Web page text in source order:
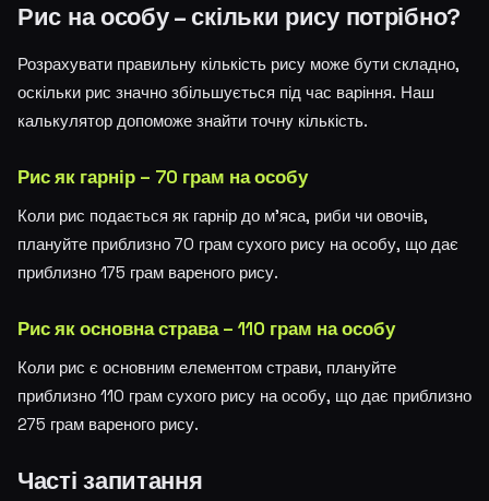
Рис на особу – скільки рису потрібно?
Розрахувати правильну кількість рису може бути складно,
оскільки рис значно збільшується під час варіння. Наш
калькулятор допоможе знайти точну кількість.
Рис як гарнір – 70 грам на особу
Коли рис подається як гарнір до м'яса, риби чи овочів,
плануйте приблизно 70 грам сухого рису на особу, що дає
приблизно 175 грам вареного рису.
Рис як основна страва – 110 грам на особу
Коли рис є основним елементом страви, плануйте
приблизно 110 грам сухого рису на особу, що дає приблизно
275 грам вареного рису.
Часті запитання